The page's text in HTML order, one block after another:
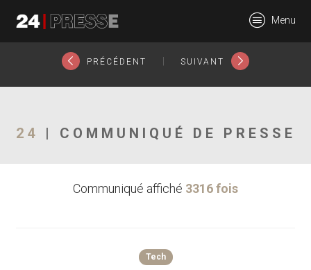
24Presse -
Communiqués de
Menu
PRÉCÉDENT SUIVANT
24 | COMMUNIQUÉ DE PRESSE
Communiqué affiché 3316 fois
Tech